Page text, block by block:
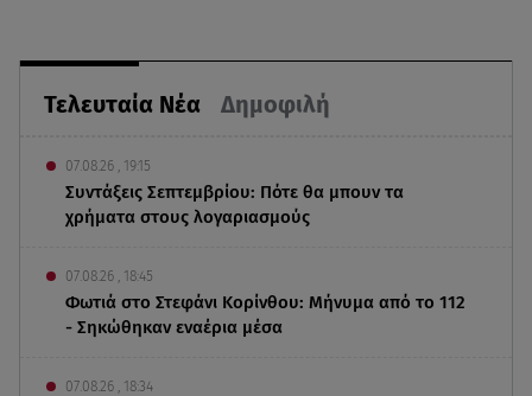
Τελευταία Νέα Δημοφιλή
07.08.26 , 19:15
Συντάξεις Σεπτεμβρίου: Πότε θα μπουν τα
χρήματα στους λογαριασμούς
07.08.26 , 18:45
Φωτιά στο Στεφάνι Κορίνθου: Μήνυμα από το 112
- Σηκώθηκαν εναέρια μέσα
07.08.26 , 18:34